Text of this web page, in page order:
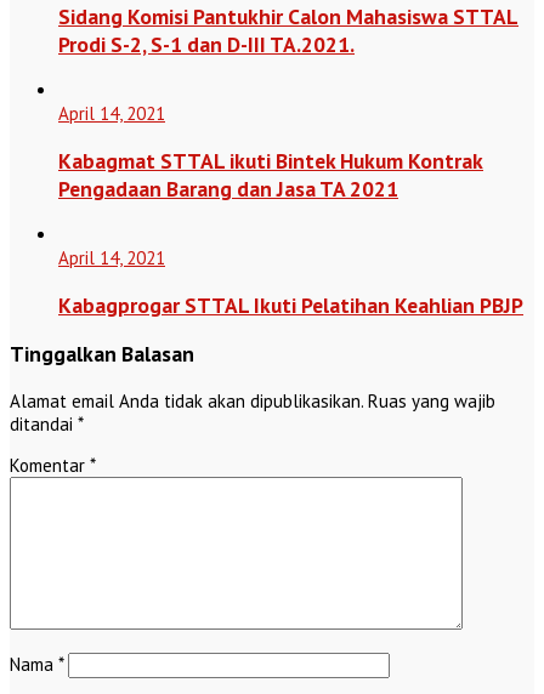
Sidang Komisi Pantukhir Calon Mahasiswa STTAL
Prodi S-2, S-1 dan D-III TA.2021.
April 14, 2021
Kabagmat STTAL ikuti Bintek Hukum Kontrak
Pengadaan Barang dan Jasa TA 2021
April 14, 2021
Kabagprogar STTAL Ikuti Pelatihan Keahlian PBJP
Tinggalkan Balasan
Alamat email Anda tidak akan dipublikasikan. Ruas yang wajib
ditandai *
Komentar *
Nama *